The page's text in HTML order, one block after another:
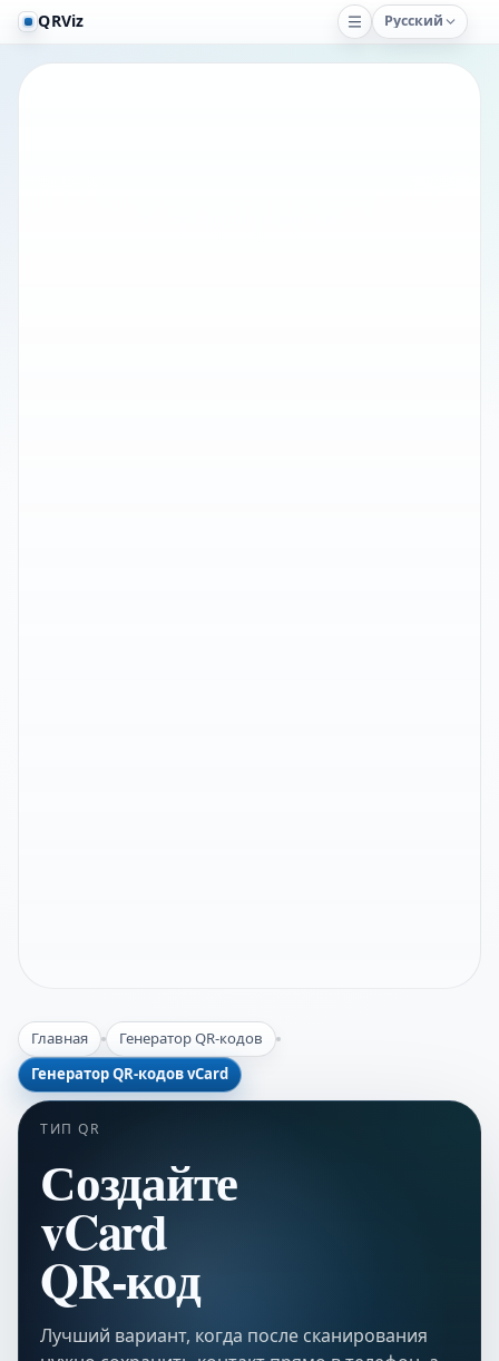
QRViz Русский
Главная
Генератор QR-кодов
Генератор QR-кодов vCard
ТИП QR
Создайте
vCard
QR-код
Лучший вариант, когда после сканирования